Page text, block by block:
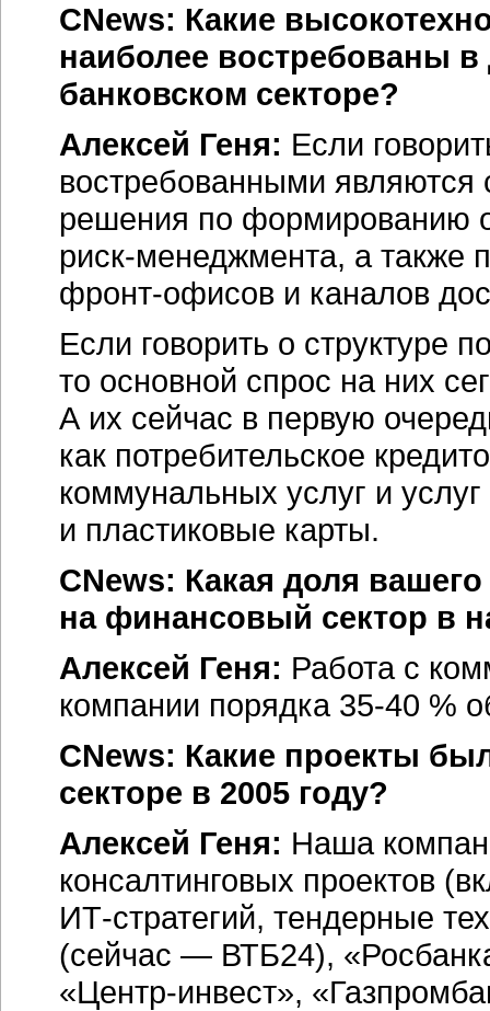
CNews: Какие
наиболее востребованы
банковском секторе?
Алексей Геня: Если
востребованными являются
решения по формированию
риск-менеджмента, а также
фронт-офисов и каналов
Если говорить о структуре
то основной спрос на них
А их сейчас в первую
как потребительское
коммунальных услуг и
и пластиковые карты.
CNews: Какая доля
на финансовый сектор в
Алексей Геня: Работа с
компании порядка 35-40 %
CNews: Какие проекты
секторе в 2005 году?
Алексей Геня: Наша
консалтинговых проектов
ИТ-стратегий, тендерные
(сейчас — ВТБ24),
«Центр-инвест»,